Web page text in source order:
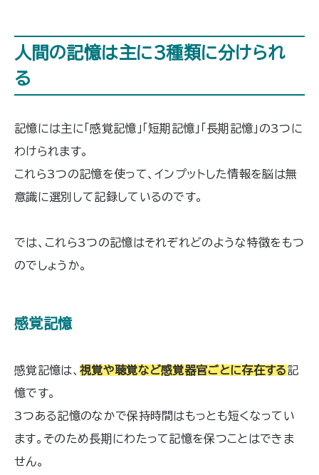
人間の記憶は主に3種類に分けられ
る
記憶には主に「感覚記憶」「短期記憶」「長期記憶」の3つに
わけられます。
これら3つの記憶を使って、インプットした情報を脳は無
意識に選別して記録しているのです。
では、これら3つの記憶はそれぞれどのような特徴をもつ
のでしょうか。
感覚記憶
感覚記憶は、 視覚や聴覚など感覚器官ごとに存在する記
憶です。
3つある記憶のなかで保持時間はもっとも短くなってい
ます。そのため長期にわたって記憶を保つことはできま
せん。